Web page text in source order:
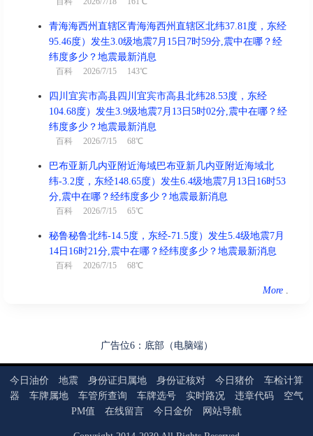
青海海西州直辖区青海海西州直辖区北纬37.81度，东经
95.46度）发生3.0级地震7月15日7时59分,震中在哪？经
纬度多少？地震最新消息
百科 2026/7/15 143℃
四川宜宾市高县四川宜宾市高县北纬28.53度，东经
104.68度）发生3.9级地震7月13日5时02分,震中在哪？经
纬度多少？地震最新消息
百科 2026/7/15 68℃
巴布亚新几内亚附近海域巴布亚新几内亚附近海域北
纬-3.2度，东经148.65度）发生6.4级地震7月13日16时53
分,震中在哪？经纬度多少？地震最新消息
百科 2026/7/15 65℃
秘鲁秘鲁北纬-14.5度，东经-71.5度）发生5.4级地震7月
14日16时21分,震中在哪？经纬度多少？地震最新消息
百科 2026/7/15 68℃
More .
广告位6：底部（电脑端）
今日油价 地震 身份证归属地 身份证核对 今日猪价
车检计算
器
车牌属地 车管所查询 车牌选号 实时路况 违章代码
空气
PM值
在线留言 今日金价 网站导航